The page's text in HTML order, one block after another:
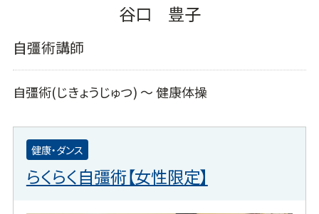
谷口 豊子
自彊術講師
自彊術(じきょうじゅつ) ～ 健康体操
らくらく自彊術【女性限定】
健康・ダンス